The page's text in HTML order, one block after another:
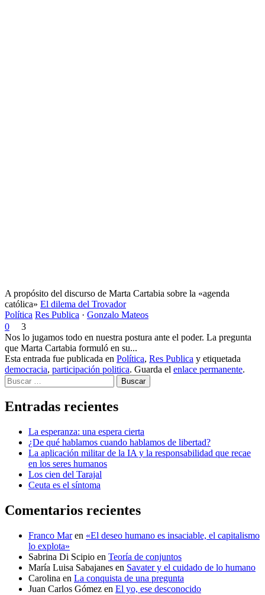
A propósito del discurso de Marta Cartabia sobre la «agenda
católica» El dilema del Trovador
Política Res Publica · Gonzalo Mateos
0
3
Nos lo jugamos todo en nuestra postura ante el poder. La pregunta
que Marta Cartabia formuló en su...
Esta entrada fue publicada en Política, Res Publica y etiquetada
democracia, participación politica. Guarda el enlace permanente.
Buscar
Entradas recientes
La esperanza: una espera cierta
¿De qué hablamos cuando hablamos de libertad?
La aplicación militar de la IA y la responsabilidad que recae
en los seres humanos
Los cien del Tarajal
Ceuta es el síntoma
Comentarios recientes
Franco Maren «El deseo humano es insaciable, el capitalismo
lo explota»
Sabrina Di Scipio en Teoría de conjuntos
María Luisa Sabajanes en Savater y el cuidado de lo humano
Carolina en La conquista de una pregunta
Juan Carlos Gómez en El yo, ese desconocido